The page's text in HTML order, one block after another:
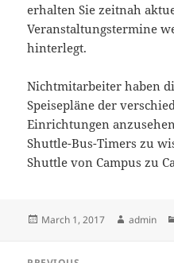
erhalten Sie zeitnah
Veranstaltungstermine
hinterlegt.
Nichtmitarbeiter haben
Speisepläne der
Einrichtungen
Shuttle-Bus-Timers zu
Shuttle von Campus zu
Posted
March 1, 2017 Author
admin